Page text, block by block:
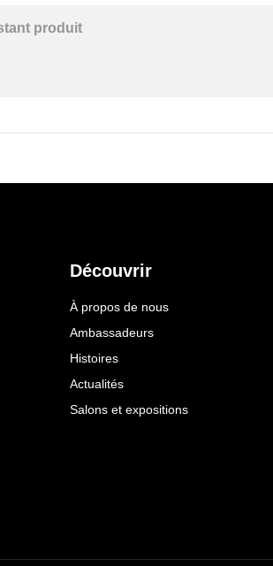
produit
Découvrir
À propos de nous
Ambassadeurs
Histoires
Actualités
Salons et expositions